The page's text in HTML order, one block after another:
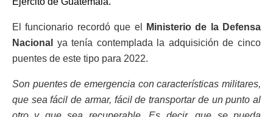
El funcionario recordó que el
Ministerio de la Defensa
Nacional
ya tenía contemplada la adquisición de cinco
puentes de este tipo para 2022.
Son puentes de emergencia con características militares,
que sea fácil de armar, fácil de transportar de un punto al